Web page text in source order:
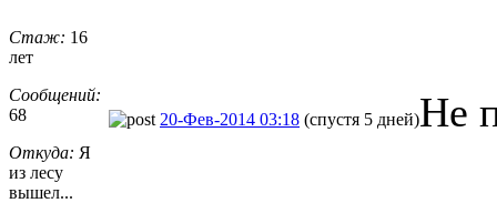
Стаж: 16
лет
Сообщений:
68
Откуда: Я
из лесу
вышел...
20-Фев-2014 03:18 (спустя 5 дней)Не